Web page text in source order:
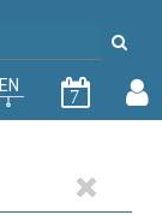
EN
7